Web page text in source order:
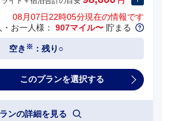
08月07日22時05分現在の情報です
・お一人様： 907マイル〜 貯まる
空き ※ ：残り○
ンの詳細を見る